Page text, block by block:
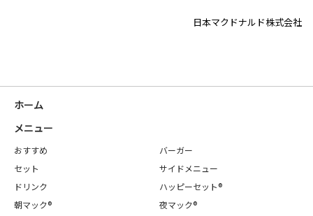
日本マクドナルド株式会社
ホーム
メニュー
おすすめ
バーガー
セット
サイドメニュー
ドリンク
ハッピーセット®
朝マック®
夜マック®